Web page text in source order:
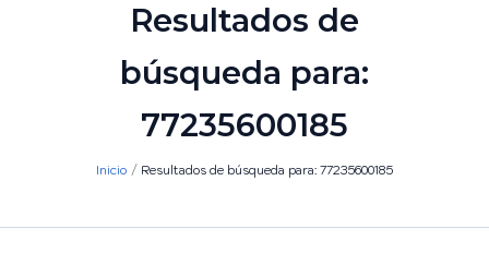
Resultados de
búsqueda para:
77235600185
Inicio Resultados de búsqueda para: 77235600185